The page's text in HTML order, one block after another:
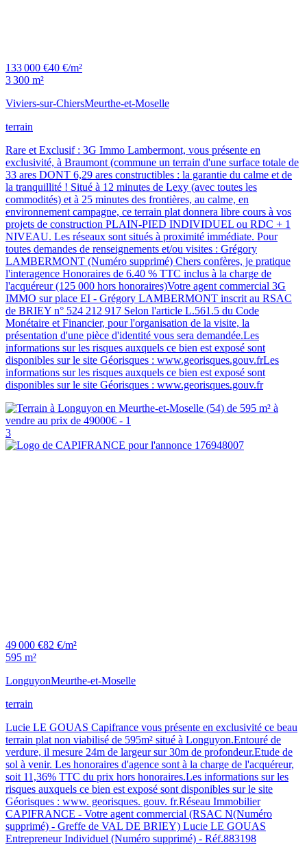
133 000 €40 €/m²
3 300 m²
Viviers-sur-ChiersMeurthe-et-Moselle
terrain
Rare et Exclusif : 3G Immo Lambermont, vous présente en
exclusivité, à Braumont (commune un terrain d'une surface totale de
33 ares DONT 6,29 ares constructibles : la garantie du calme et de
la tranquillité ! Situé à 12 minutes de Lexy (avec toutes les
commodités) et à 25 minutes des frontières, au calme, en
environnement campagne, ce terrain plat donnera libre cours à vos
projets de construction PLAIN-PIED INDIVIDUEL ou RDC + 1
NIVEAU. Les réseaux sont situés à proximité immédiate. Pour
toutes demandes de renseignements et/ou visites : Grégory
LAMBERMONT (Numéro supprimé) Chers confères, je pratique
l'interagence Honoraires de 6.40 % TTC inclus à la charge de
l'acquéreur (125 000 hors honoraires)Votre agent commercial 3G
IMMO sur place EI - Grégory LAMBERMONT inscrit au RSAC
de BRIEY n° 524 212 917 Selon l'article L.561.5 du Code
Monétaire et Financier, pour l'organisation de la visite, la
présentation d'une pièce d'identité vous sera demandée.Les
informations sur les risques auxquels ce bien est exposé sont
disponibles sur le site Géorisques : www.georisques.gouv.frLes
informations sur les risques auxquels ce bien est exposé sont
disponibles sur le site Géorisques : www.georisques.gouv.fr
3
49 000 €82 €/m²
595 m²
LonguyonMeurthe-et-Moselle
terrain
Lucie LE GOUAS Capifrance vous présente en exclusivité ce beau
terrain plat non viabilisé de 595m² situé à Longuyon.Entouré de
verdure, il mesure 24m de largeur sur 30m de profondeur.Etude de
sol à venir. Les honoraires d'agence sont à la charge de l'acquéreur,
soit 11,36% TTC du prix hors honoraires.Les informations sur les
risques auxquels ce bien est exposé sont disponibles sur le site
Géorisques : www. georisques. gouv. fr.Réseau Immobilier
CAPIFRANCE - Votre agent commercial (RSAC N(Numéro
supprimé) - Greffe de VAL DE BRIEY) Lucie LE GOUAS
Entrepreneur Individuel (Numéro supprimé) - Réf.883198